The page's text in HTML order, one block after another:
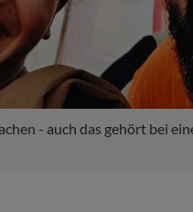
- auch das gehört bei